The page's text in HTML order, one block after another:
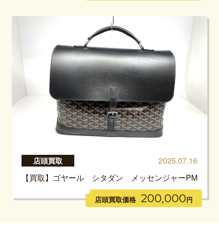
店頭買取
2025.07.16
【買取】ゴヤール シタダン メッセンジャーPM
店頭買取価格 200,000円